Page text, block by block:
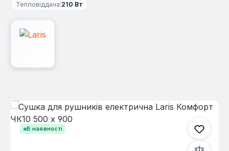
Тепловіддача:210 Вт
В наявності
Пропустити галерею зображень